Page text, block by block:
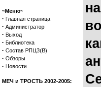
~Меню~
· Главная страница
· Администратор
· Выход
· Библиотека
· Состав РПЦЗ(В)
· Обзоры
· Новости
МЕЧ и ТРОСТЬ 2002-2005: